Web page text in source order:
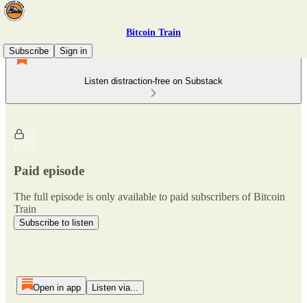
Bitcoin Train
Subscribe
Sign in
Listen distraction-free on Substack
Paid episode
The full episode is only available to paid subscribers of Bitcoin
Train
Subscribe to listen
Open in app Listen via...